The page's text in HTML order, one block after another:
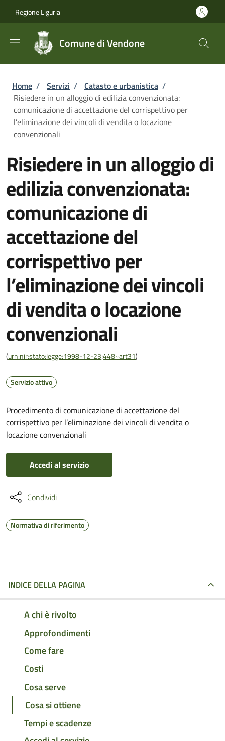
Regione Liguria
Comune di Vendone
Briciole di pane
Home / Servizi / Catasto e urbanistica /
Risiedere in un alloggio di edilizia convenzionata:
comunicazione di accettazione del corrispettivo per
l’eliminazione dei vincoli di vendita o locazione
convenzionali
Risiedere in un alloggio di
edilizia convenzionata:
comunicazione di
accettazione del
corrispettivo per
l’eliminazione dei vincoli
di vendita o locazione
convenzionali
(urn:nir:stato:legge:1998-12-23;448~art31)
Servizio attivo
Procedimento di comunicazione di accettazione del
corrispettivo per l’eliminazione dei vincoli di vendita o
locazione convenzionali
Accedi al servizio
Condividi
Normativa di riferimento
INDICE DELLA PAGINA
A chi è rivolto
Approfondimenti
Come fare
Costi
Cosa serve
Cosa si ottiene
Tempi e scadenze